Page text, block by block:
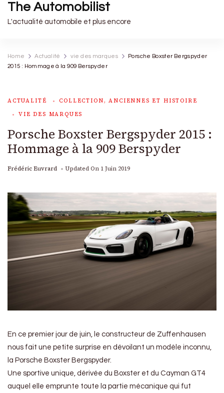
The Automobilist
L'actualité automobile et plus encore
Home Actualité vie des marques
Porsche Boxster Bergspyder
2015 : Hommage à la 909 Berspyder
ACTUALITÉ
COLLECTION, ANCIENNES ET HISTOIRE
VIE DES MARQUES
Porsche Boxster Bergspyder 2015 :
Hommage à la 909 Berspyder
Frédéric Euvrard Updated On 1 Juin 2019
En ce premier jour de juin, le constructeur de Zuffenhausen
nous fait une petite surprise en dévoilant un modèle inconnu,
la Porsche Boxster Bergspyder.
Une sportive unique, dérivée du Boxster et du Cayman GT4
auquel elle emprunte toute la partie mécanique qui fut